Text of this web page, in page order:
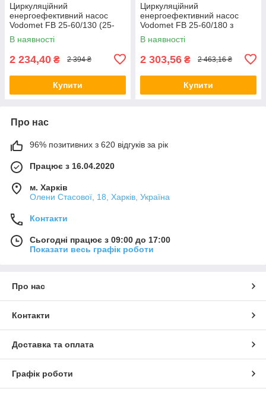
Циркуляційний
енергоефективний насос
Vodomet FB 25-60/130 (25-
6/130)
В наявності
2 234,40 ₴ 2 394 ₴
Купити
Циркуляційний
енергоефективний насос
Vodomet FB 25-60/180 з
гайками в комплекті
В наявності
2 303,56 ₴ 2 463,16 ₴
Купити
Про нас
96% позитивних з 620 відгуків за рік
Працює з 16.04.2020
м. Харків
Олени Стасової, 18, Харків, Україна
Контакти
Сьогодні працює з 09:00 до 17:00
Показати весь графік роботи
Про нас
Контакти
Доставка та оплата
Графік роботи